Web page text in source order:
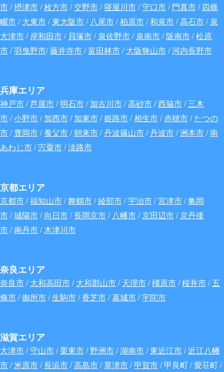
市/摂津市/枚方市/交野市/寝屋川市/守口市/門真市/ 四條
畷市/大東市/東大阪市/ 八尾市/柏原市/和泉市/高石市/泉
大津市/ 岸和田市/ 貝塚市/泉佐野市/泉南市/阪南市/松原
市/羽曳野市/藤井寺市/富田林市/大阪狭山市/河内長野市
兵庫エリア
神戸市/芦屋市/明石市/加古川市/高砂市/西脇市/三木
市/小野市/加西市/加東市/姫路市/相生市/赤穂市/たつの
市/豊岡市/養父市/朝来市/丹波篠山市/丹波市/洲本市/南
あわじ市/宍粟市/淡路市
京都エリア
京都市/福知山市/舞鶴市/綾部市/宇治市/宮津市/亀岡
市/城陽市/向日市/長岡京市/ 八幡市/京田辺市/京丹後
市/南丹市/木津川市
奈良エリア
奈良市/大和高田市/大和郡山市/天理市/橿原市/桜井市/五
條市/御所市/生駒市/香芝市/葛城市/宇陀市
滋賀エリア
大津市/守山市/栗東市/野洲市/湖南市/東近江市/近江八幡
市/米原市/長浜市/高島市/草津市/甲賀市/ 甲良町 / 愛荘町 /